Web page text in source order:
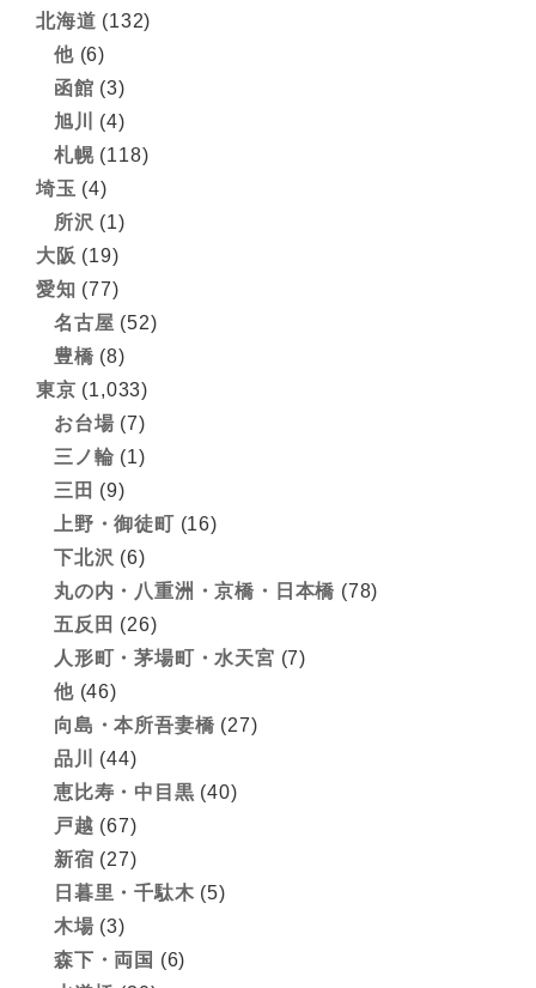
北海道 (132)
他(6)
函館 (3)
旭川
(4)
札幌(118)
埼玉 (4)
所沢 (1)
大阪 (19)
愛知 (77)
名古屋 (52)
豊橋 (8)
東京 (1,033)
お台場 (7)
三ノ輪 (1)
三田 (9)
上野・御徒町 (16)
下北沢 (6)
丸の内・八重洲・京橋・日本橋 (78)
五反田 (26)
人形町・茅場町・水天宮 (7)
他(46)
向島・本所吾妻橋 (27)
品川
(44)
恵比寿・中目黒 (40)
戸越 (67)
新宿 (27)
日暮里・千駄木 (5)
木場 (3)
森下・両国 (6)